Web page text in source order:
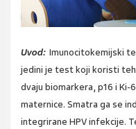
Uvod: Imunocitokemijski
jedini je test koji koristi
dvaju biomarkera, p16 i Ki-
maternice. Smatra ga se
integrirane HPV infekcije.